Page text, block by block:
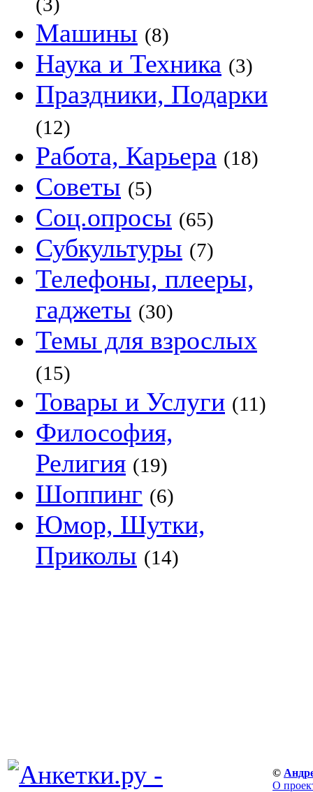
Машины (8)
Наука и Техника (3)
Праздники, Подарки
(12)
Работа, Карьера (18)
Советы (5)
Соц.опросы (65)
Субкультуры (7)
Телефоны, плееры,
гаджеты (30)
Темы для взрослых
(15)
Товары и Услуги (11)
Философия,
Религия (19)
Шоппинг (6)
Юмор, Шутки,
Приколы (14)
©
О